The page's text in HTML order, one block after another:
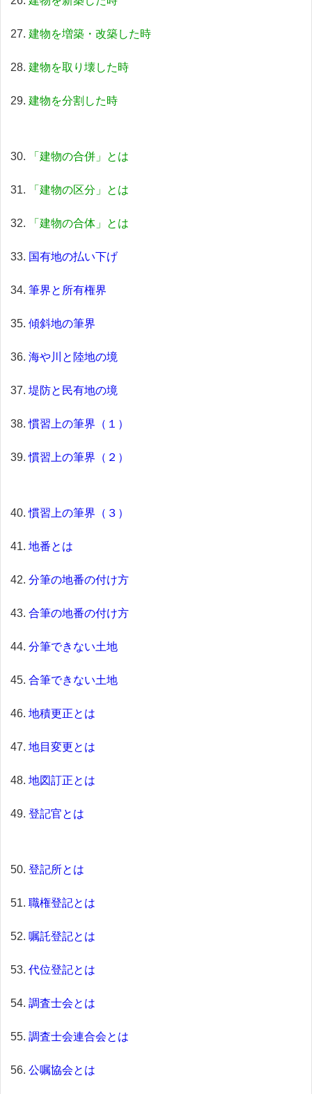
建物を増築・改築した時
建物を取り壊した時
建物を分割した時
「建物の合併」とは
「建物の区分」とは
「建物の合体」とは
国有地の払い下げ
筆界と所有権界
傾斜地の筆界
海や川と陸地の境
堤防と民有地の境
慣習上の筆界（１）
慣習上の筆界（２）
慣習上の筆界（３）
地番とは
分筆の地番の付け方
合筆の地番の付け方
分筆できない土地
合筆できない土地
地積更正とは
地目変更とは
地図訂正とは
登記官とは
登記所とは
職権登記とは
嘱託登記とは
代位登記とは
調査士会とは
調査士会連合会とは
公嘱協会とは